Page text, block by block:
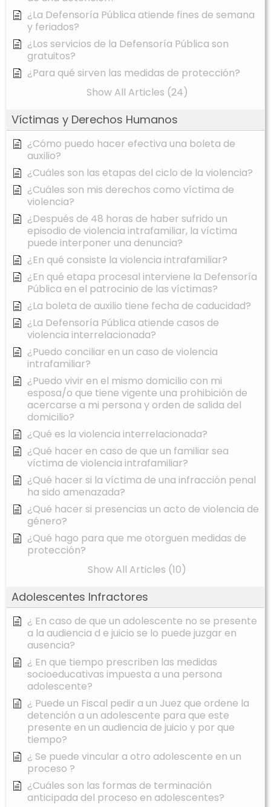
¿La Defensoría Pública atiende fines de semana
y feriados?
¿Los servicios de la Defensoría Pública son
gratuitos?
¿Para qué sirven las medidas de protección?
Show All Articles (24)
Víctimas y Derechos Humanos
¿Cómo puedo hacer efectiva una boleta de
auxilio?
¿Cuáles son las etapas del ciclo de la violencia?
¿Cuáles son mis derechos como víctima de
violencia?
¿Después de 48 horas de haber sufrido un
episodio de violencia intrafamiliar, la víctima
puede interponer una denuncia?
¿En qué consiste la violencia intrafamiliar?
¿En qué etapa procesal interviene la Defensoría
Pública en el patrocinio de las víctimas?
¿La boleta de auxilio tiene fecha de caducidad?
¿La Defensoría Pública atiende casos de
violencia interrelacionada?
¿Puedo conciliar en un caso de violencia
intrafamiliar?
¿Puedo vivir en el mismo domicilio con mi
esposa/o que tiene vigente una prohibición de
acercarse a mi persona y orden de salida del
domicilio?
¿Qué es la violencia interrelacionada?
¿Qué hacer en caso de que un familiar sea
víctima de violencia intrafamiliar?
¿Qué hacer si la víctima de una infracción penal
ha sido amenazada?
¿Qué hacer si presencias un acto de violencia de
género?
¿Qué hago para que me otorguen medidas de
protección?
Show All Articles (10)
Adolescentes Infractores
¿ En caso de que un adolescente no se presente
a la audiencia d e juicio se lo puede juzgar en
ausencia?
¿ En que tiempo prescriben las medidas
socioeducativas impuesta a una persona
adolescente?
¿ Puede un Fiscal pedir a un Juez que ordene la
detención a un adolescente para que este
presente en un audiencia de juicio y por que
tiempo?
¿ Se puede vincular a otro adolescente en un
proceso ?
¿Cuáles son las formas de terminación
anticipada del proceso en adolescentes?